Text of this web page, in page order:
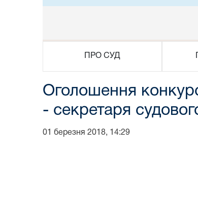
ПРО СУД
Оголошення
- секретаря
01 березня 2018, 14:29